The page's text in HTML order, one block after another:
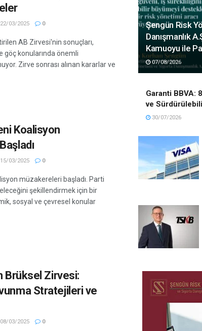
03/2025 0
AB Zirvesi'nin sonuçları,
göç konularında önemli
Zirve sonrası alınan kararlar ve
Koalisyon
03/2025 0
müzakereleri başladı. Parti
şekillendirmek için bir
sosyal ve çevresel konular
Brüksel Zirvesi:
Stratejileri ve
03/2025 0
Şengün Risk
Danışmanlık
Kamuoyu ile
07/08/2026
Garanti BBVA:
ve
30/07/2026